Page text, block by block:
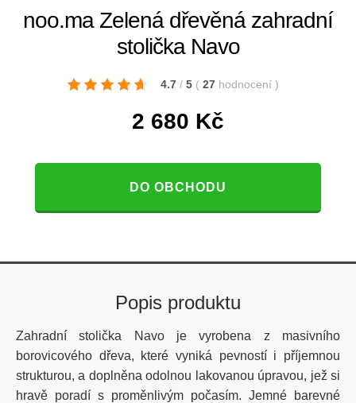
noo.ma Zelená dřevěná zahradní
stolička Navo
4.7 / 5 ( 27 hodnocení )
2 680 Kč
DO OBCHODU
Popis produktu
Zahradní stolička Navo je vyrobena z masivního
borovicového dřeva, které vyniká pevností i příjemnou
strukturou, a doplněna odolnou lakovanou úpravou, jež si
hravě poradí s proměnlivým počasím. Jemné barevné